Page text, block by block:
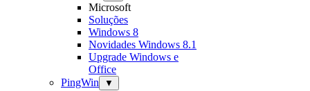
Microsoft
Soluções
Windows 8
Novidades Windows 8.1
Upgrade Windows e
Office
PingWin
▼